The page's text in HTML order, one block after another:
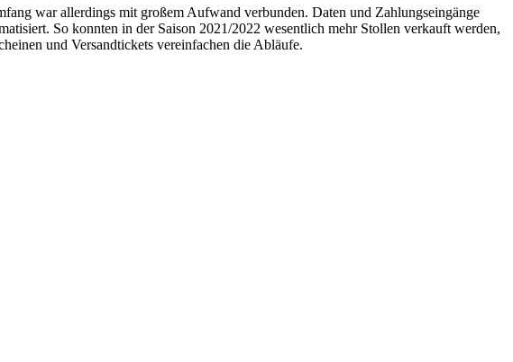
war allerdings mit großem Aufwand verbunden. Daten und Zahlungseingänge
So konnten in der Saison 2021/2022 wesentlich mehr Stollen verkauft werden,
und Versandtickets vereinfachen die Abläufe.